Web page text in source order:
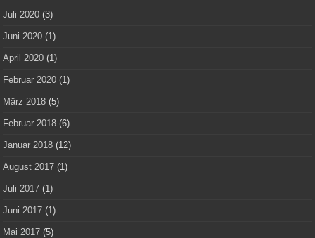
Juli 2020 (3)
Juni 2020 (1)
April 2020 (1)
Februar 2020 (1)
März 2018 (5)
Februar 2018 (6)
Januar 2018 (12)
August 2017 (1)
Juli 2017 (1)
Juni 2017 (1)
Mai 2017 (5)